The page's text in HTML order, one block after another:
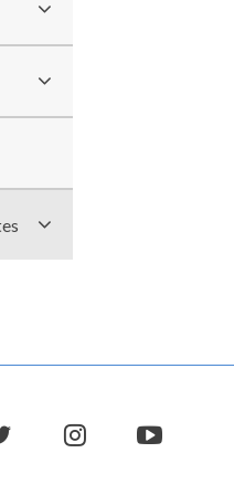
twitter instagramyoutube